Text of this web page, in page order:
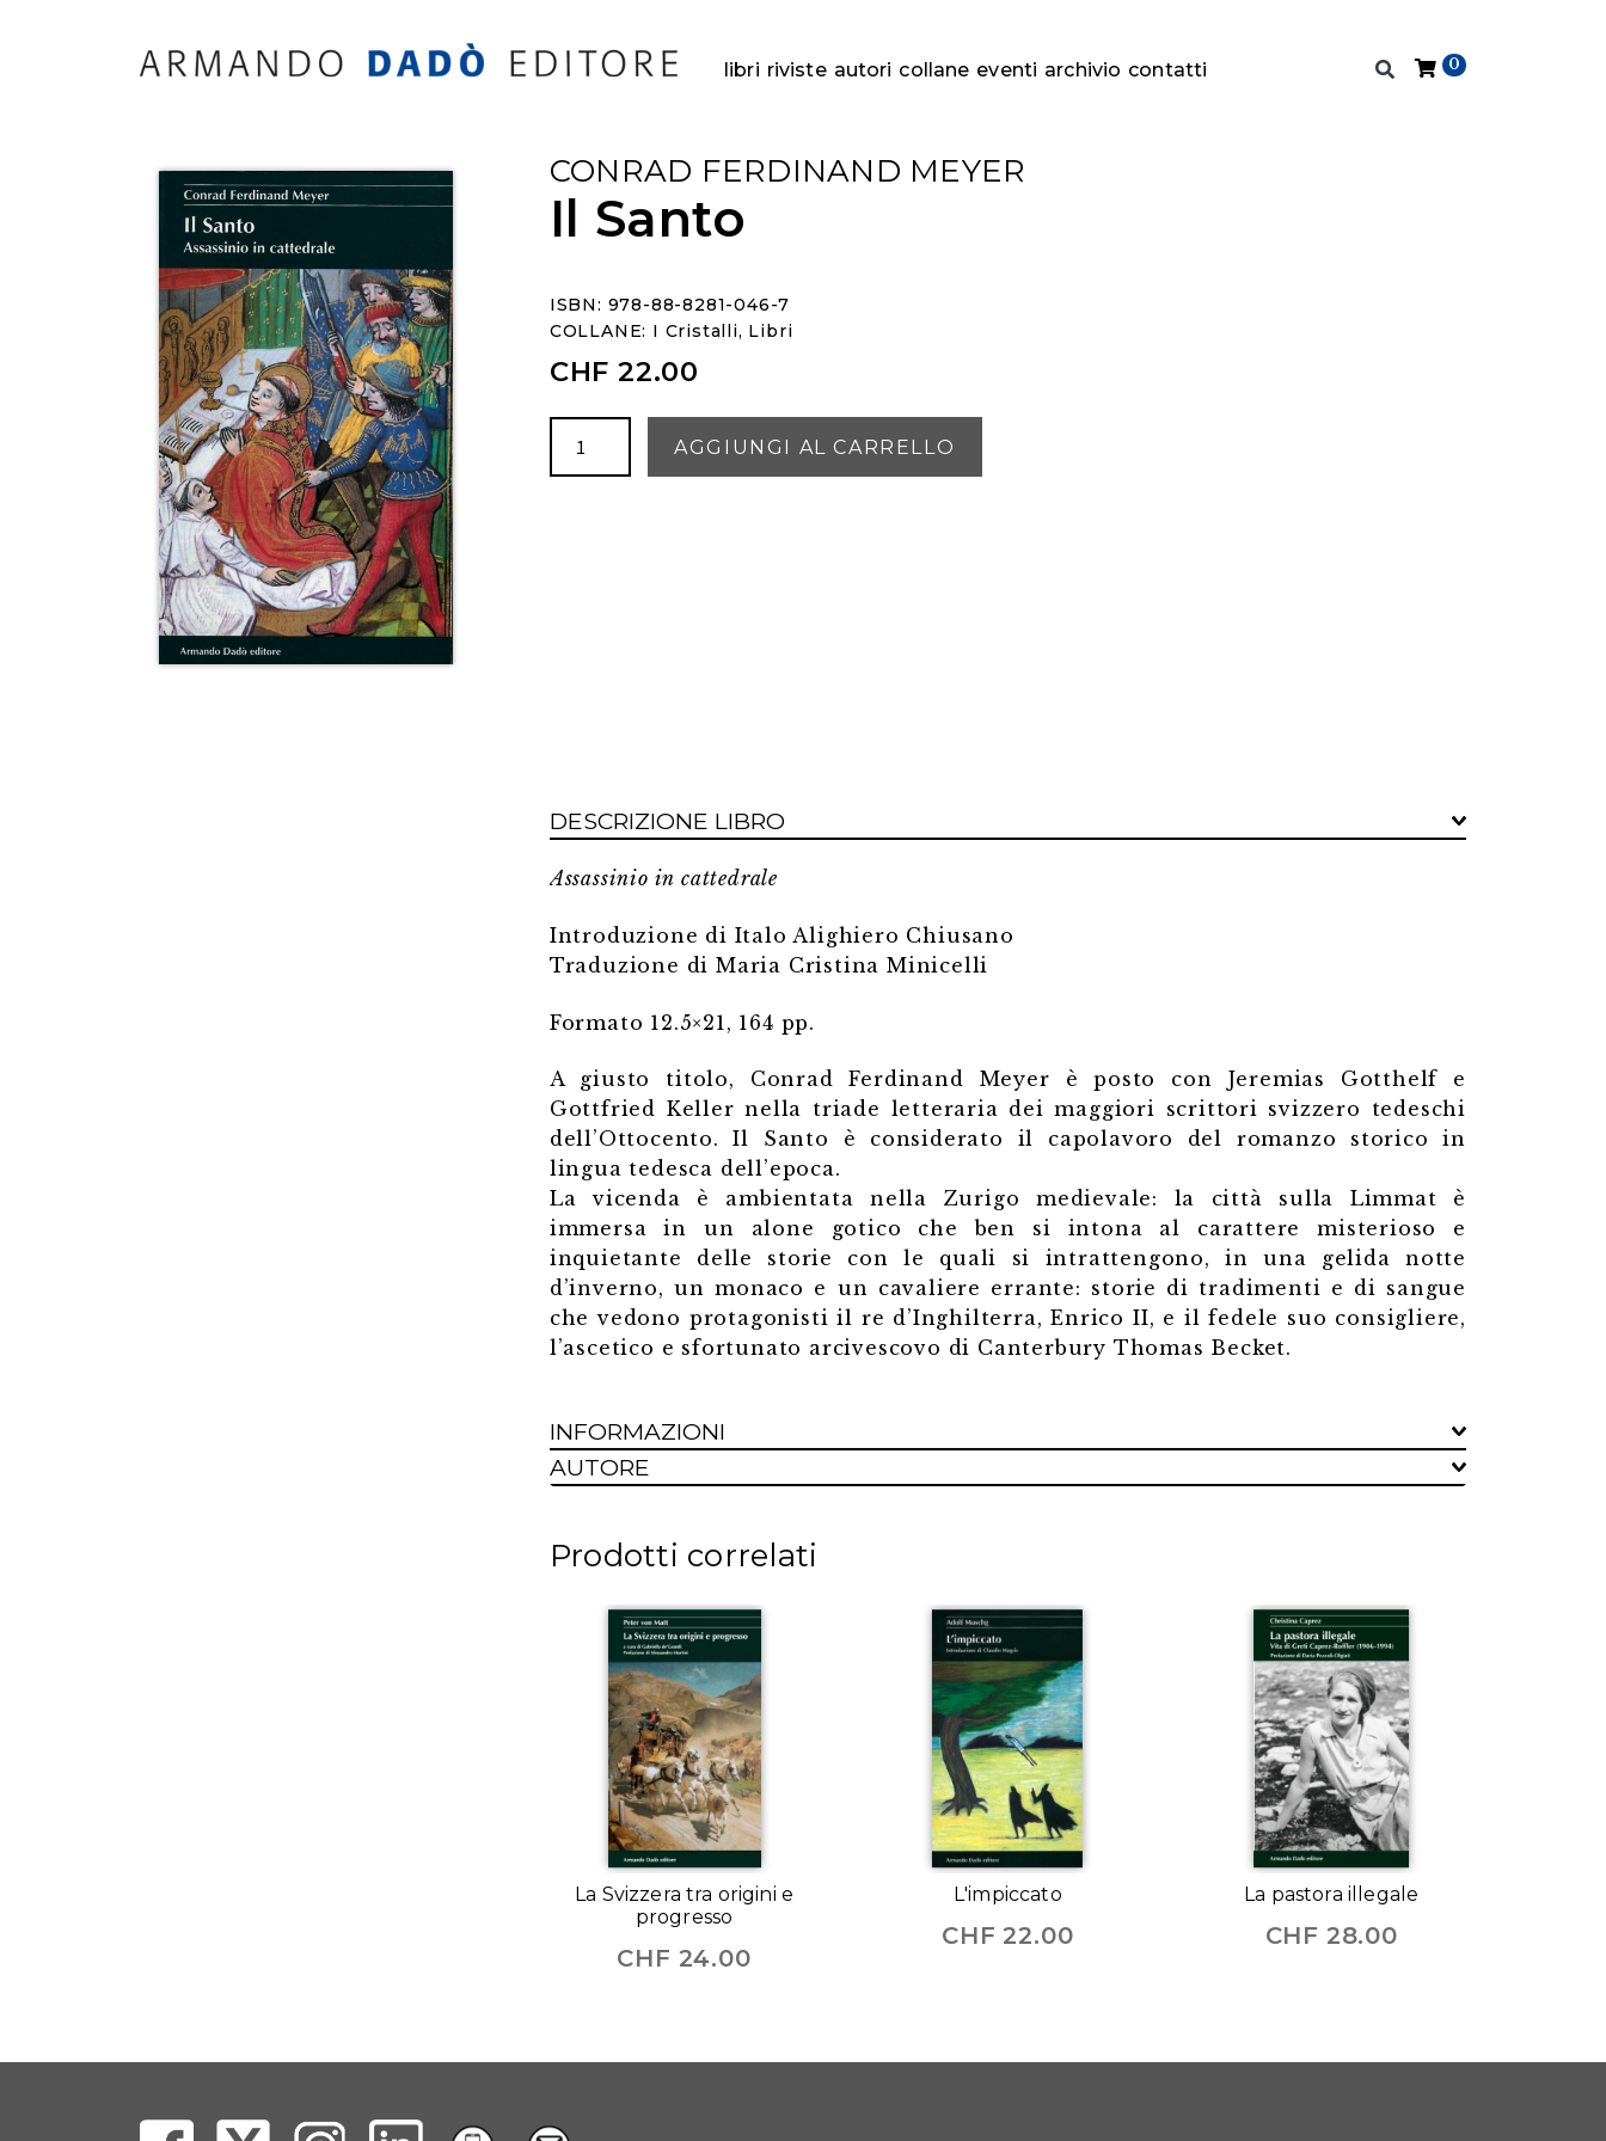
libri riviste autori collane eventi archivio contatti 0
CONRAD FERDINAND MEYER
Il Santo
ISBN: 978-88-8281-046-7
COLLANE: I Cristalli, Libri
CHF 22.00
Santo
AGGIUNGI AL CARRELLO
DESCRIZIONE LIBRO
Assassinio in cattedrale
Introduzione di Italo Alighiero Chiusano
Traduzione di Maria Cristina Minicelli
Formato 12.5×21, 164 pp.
A giusto titolo, Conrad Ferdinand Meyer è posto con Jeremias Gotthelf e
Gottfried Keller nella triade letteraria dei maggiori scrittori svizzero tedeschi
dell’Ottocento. Il Santo è considerato il capolavoro del romanzo storico in
lingua tedesca dell’epoca.
La vicenda è ambientata nella Zurigo medievale: la città sulla Limmat è
immersa in un alone gotico che ben si intona al carattere misterioso e
inquietante delle storie con le quali si intrattengono, in una gelida notte
d’inverno, un monaco e un cavaliere errante: storie di tradimenti e di sangue
che vedono protagonisti il re d’Inghilterra, Enrico II, e il fedele suo consigliere,
l’ascetico e sfortunato arcivescovo di Canterbury Thomas Becket.
INFORMAZIONI
AUTORE
Prodotti correlati
La Svizzera tra origini e
progresso
CHF 24.00
L'impiccato
CHF 22.00
La pastora illegale
CHF 28.00